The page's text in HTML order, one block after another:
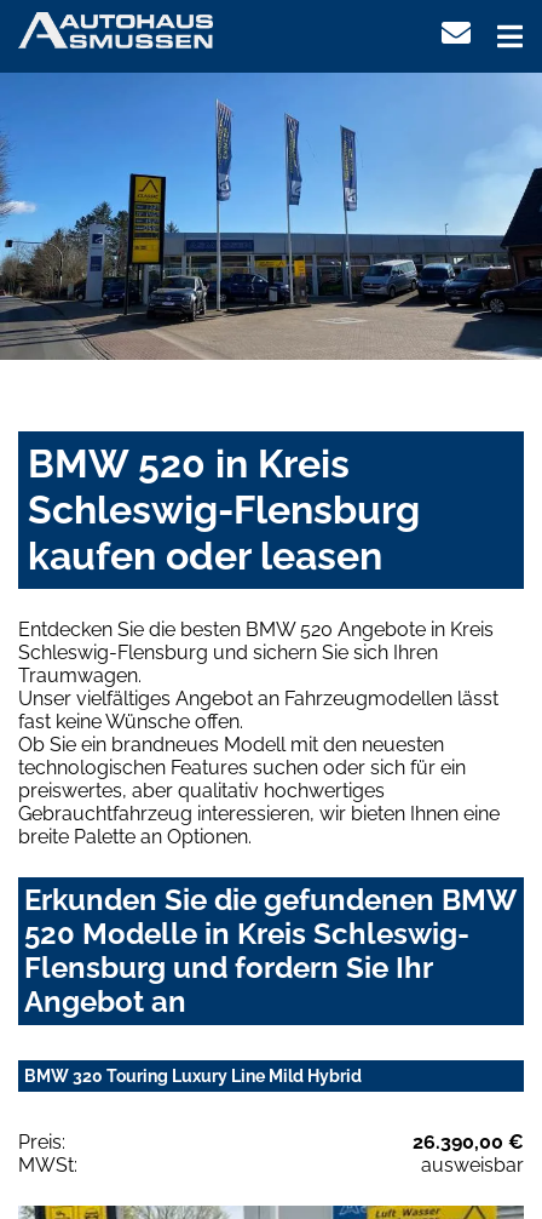
BMW 520 in Kreis
Schleswig-Flensburg
kaufen oder leasen
Entdecken Sie die besten BMW 520 Angebote in Kreis
Schleswig-Flensburg und sichern Sie sich Ihren
Traumwagen.
Unser vielfältiges Angebot an Fahrzeugmodellen lässt
fast keine Wünsche offen.
Ob Sie ein brandneues Modell mit den neuesten
technologischen Features suchen oder sich für ein
preiswertes, aber qualitativ hochwertiges
Gebrauchtfahrzeug interessieren, wir bieten Ihnen eine
breite Palette an Optionen.
Erkunden Sie die gefundenen BMW
520 Modelle in Kreis Schleswig-
Flensburg und fordern Sie Ihr
Angebot an
BMW 320 Touring Luxury Line Mild Hybrid
Preis:
26.390,00 €
MWSt:
ausweisbar